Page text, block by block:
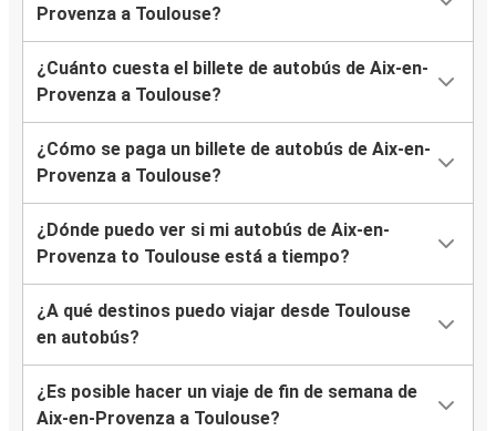
Provenza a Toulouse?
¿Cuánto cuesta el billete de autobús de Aix-en-
Provenza a Toulouse?
¿Cómo se paga un billete de autobús de Aix-en-
Provenza a Toulouse?
¿Dónde puedo ver si mi autobús de Aix-en-
Provenza to Toulouse está a tiempo?
¿A qué destinos puedo viajar desde Toulouse
en autobús?
¿Es posible hacer un viaje de fin de semana de
Aix-en-Provenza a Toulouse?